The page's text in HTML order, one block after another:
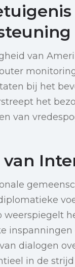
van
bij het
het
van
van
weerspiegelt
dialogen
in de